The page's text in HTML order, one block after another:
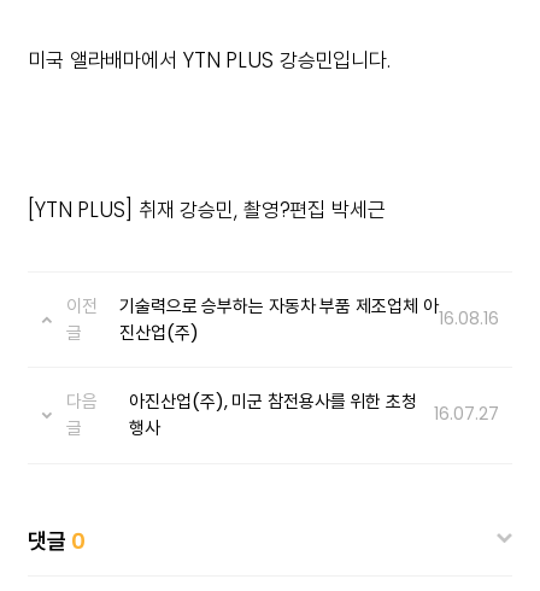
미국 앨라배마에서 YTN PLUS 강승민입니다.
[YTN PLUS] 취재 강승민, 촬영?편집 박세근
이전
글
기술력으로 승부하는 자동차 부품 제조업체 아
진산업(주)
16.08.16
다음
글
아진산업(주), 미군 참전용사를 위한 초청
행사
16.07.27
댓글 0